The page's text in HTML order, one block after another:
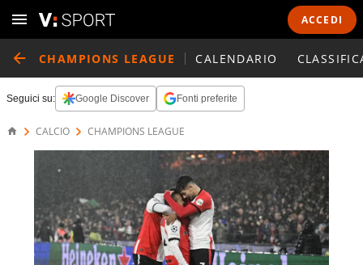
ACCEDI
CHAMPIONS LEAGUE CALENDARIO
Seguici su: Google Discover Fonti preferite
CALCIO CHAMPIONS LEAGUE